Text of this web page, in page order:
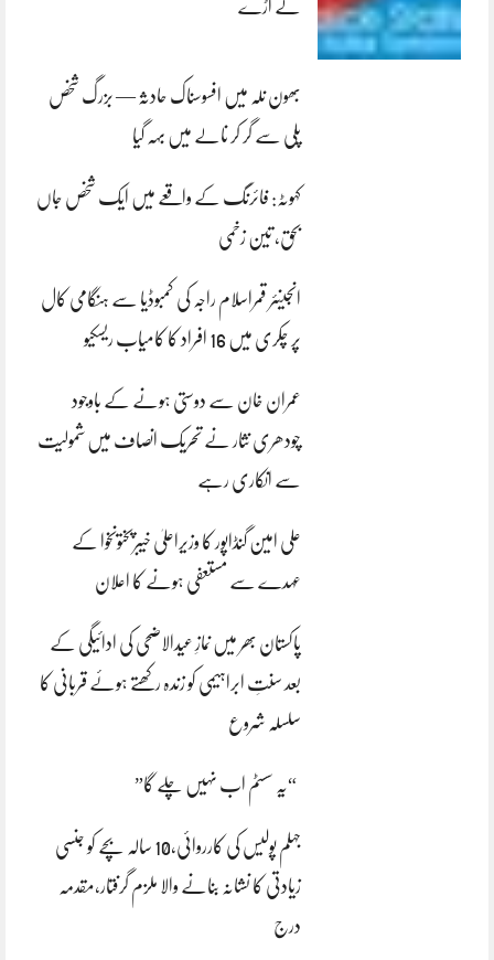
لے اڑے
بھون نلہ میں افسوسناک حادثہ — بزرگ شخص
پلی سے گر کر نالے میں بہہ گیا
کہوٹہ: فائرنگ کے واقعے میں ایک شخص جاں
بحق، تین زخمی
انجینئر قمراسلام راجہ کی کمبوڈیا سے ہنگامی کال
پر چکری میں 16 افراد کا کامیاب ریسکیو
عمران خان سے دوستی ہونے کے باوجود
چودھری نثار نے تحریک انصاف میں شمولیت
سے انکاری رہے
علی امین گنڈاپور کا وزیراعلیٰ خیبرپختونخوا کے
عہدے سے مستعفی ہونے کا اعلان
پاکستان بھر میں نمازِ عیدالاضحی کی ادائیگی کے
بعد سنتِ ابراہیمی کو زندہ رکھتے ہوئے قربانی کا
سلسلہ شروع
“یہ سسٹم اب نہیں چلے گا”
جہلم پولیس کی کارروائی،10 سالہ بچے کو جنسی
زیادتی کا نشانہ بنانے والا ملزم گرفتار،مقدمہ
درج